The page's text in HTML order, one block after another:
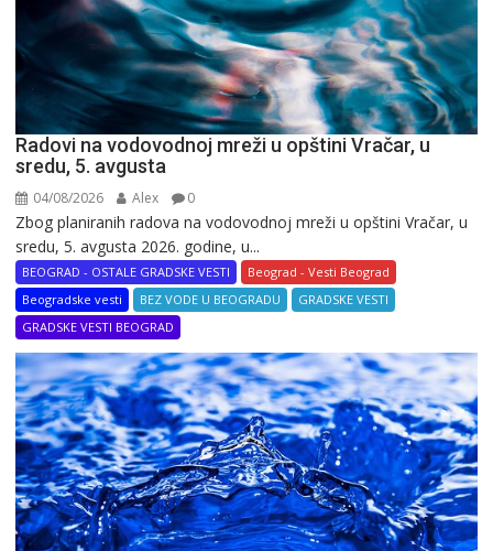
Radovi na vodovodnoj mreži u opštini Vračar, u
sredu, 5. avgusta
04/08/2026 Alex 0
Zbog planiranih radova na vodovodnoj mreži u opštini Vračar, u
sredu, 5. avgusta 2026. godine, u...
BEOGRAD - OSTALE GRADSKE VESTI
Beograd - Vesti Beograd
Beogradske vesti
BEZ VODE U BEOGRADU
GRADSKE VESTI
GRADSKE VESTI BEOGRAD